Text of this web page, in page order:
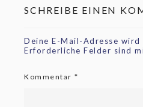
SCHREIBE EINEN
Deine E-Mail-Adresse
Erforderliche Felder sind
Kommentar *